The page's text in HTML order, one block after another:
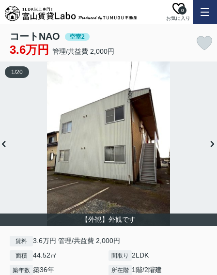
お気に入り
0
コートNAO 空室2
3.6万円 管理/共益費 2,000円
【外観】外観です
1/20
賃料 3.6万円 管理/共益費 2,000円
面積 44.52㎡ 間取り 2LDK
築年数 築36年 所在階 1階/2階建